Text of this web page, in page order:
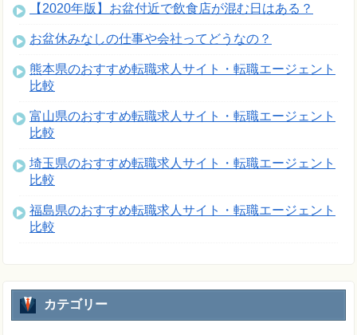
【2020年版】お盆付近で飲食店が混む日はある？
お盆休みなしの仕事や会社ってどうなの？
熊本県のおすすめ転職求人サイト・転職エージェント
比較
富山県のおすすめ転職求人サイト・転職エージェント
比較
埼玉県のおすすめ転職求人サイト・転職エージェント
比較
福島県のおすすめ転職求人サイト・転職エージェント
比較
カテゴリー